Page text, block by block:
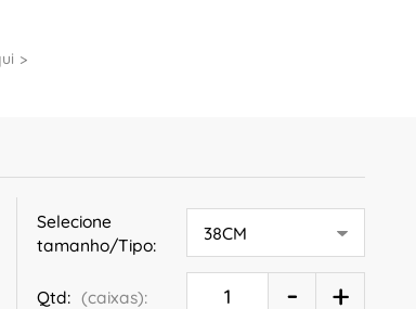
Selecione
tamanho/Tipo:
Qtd: (caixas):